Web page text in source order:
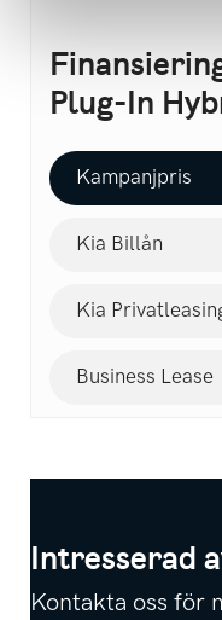
Plug-In
Kampanjpris
Kia Billån
Kia
Business Lease
Intresserad
Kontakta oss för